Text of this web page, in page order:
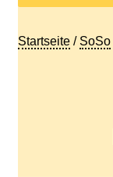
Startseite / SoSo